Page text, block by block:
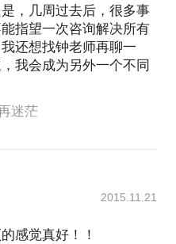
，几周过去后，很多事
指望一次咨询解决所有
还想找钟老师再聊一
我会成为另外一个不同
迷茫
2015.11.21
感觉真好！！